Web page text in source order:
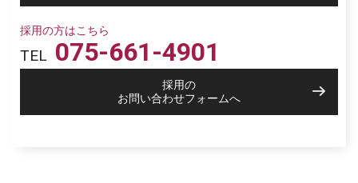
採用の方はこちら
TEL 075-661-4901
採用の
お問い合わせフォームへ